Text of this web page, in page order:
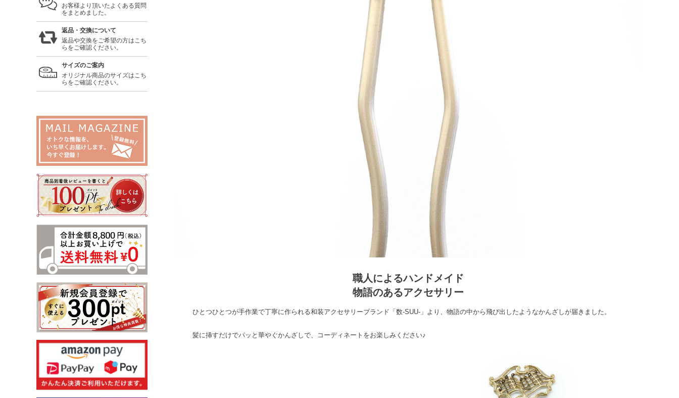
お客様より頂いたよくある質問
をまとめました。
返品・交換について
返品や交換をご希望の方はこち
らをご確認ください。
サイズのご案内
オリジナル商品のサイズはこち
らをご確認ください。
職人によるハンドメイド
物語のあるアクセサリー
ひとつひとつが手作業で丁寧に作られる和装アクセサリーブランド「数-SUU-」より、物語の中から飛び出したようなかんざしが届きました。
髪に挿すだけでパッと華やぐかんざしで、コーディネートをお楽しみください♪